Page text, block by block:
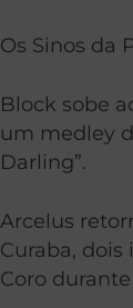
Os Sinos da
Block sobe
um medley
Darling”.
Arcelus
Curaba,
Coro